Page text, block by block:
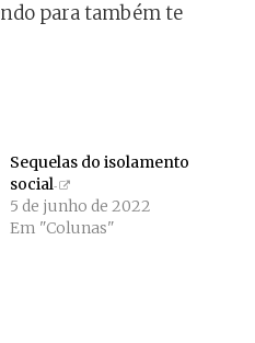
para também te
Sequelas do isolamento
social
5 de junho de 2022
Em "Colunas"